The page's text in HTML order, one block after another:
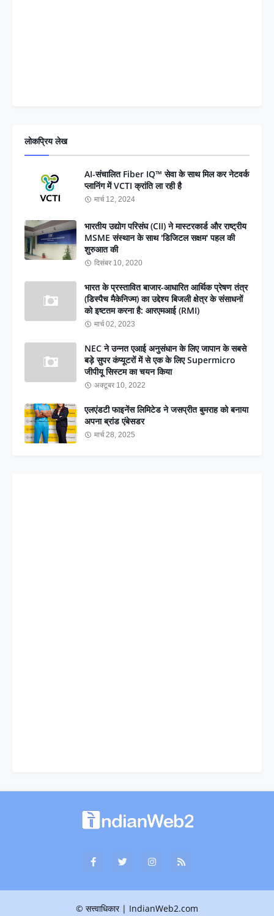
लोकप्रिय लेख
AI-संचालित Fiber IQ™ सेवा के साथ मिल कर नेटवर्क
प्लानिंग में VCTI क्रांति ला रही है
मार्च 12, 2024
भारतीय उद्योग परिसंघ (CII) ने मास्टरकार्ड और राष्ट्रीय
MSME संस्थान के साथ 'डिजिटल सक्षम' पहल की
शुरुआत की
दिसंबर 10, 2020
भारत के प्रस्तावित बाजार-आधारित आर्थिक प्रेषण तंत्र
(डिस्पैच मैकेनिज्म) का उद्देश्य बिजली क्षेत्र के संसाधनों
को इष्टतम करना है: आरएमआई (RMI)
मार्च 02, 2023
NEC ने उन्नत एआई अनुसंधान के लिए जापान के सबसे
बड़े सुपर कंप्यूटरों में से एक के लिए Supermicro
जीपीयू सिस्टम का चयन किया
अक्टूबर 10, 2022
एलएंडटी फाइनेंस लिमिटेड ने जसप्रीत बुमराह को बनाया
अपना ब्रांड एंबेसडर
मार्च 28, 2025
© सत्त्वाधिकार | IndianWeb2.com